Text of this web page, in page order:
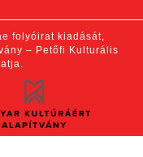
folyóirat kiadását,
– Petőfi Kulturális